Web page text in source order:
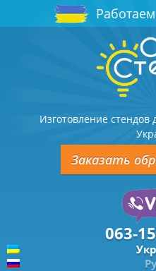
Изготовление стендов
Заказать
063-